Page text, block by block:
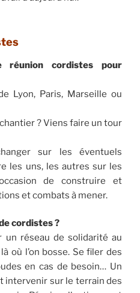
réunion cordistes pour
Lyon, Paris, Marseille ou
? Viens faire un tour
sur les éventuels
les uns, les autres sur les
de construire et
et combats à mener.
cordistes ?
un réseau de solidarité au
où l’on bosse. Se filer des
en cas de besoin… Un
intervenir sur le terrain des